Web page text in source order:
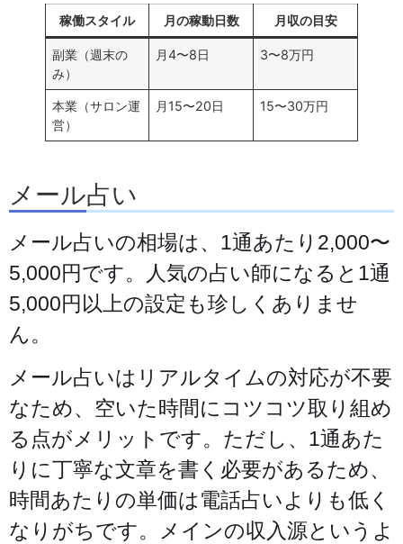
稼働スタイル 月の稼動日数 月収の目安
副業（週末の
み）
月4〜8日 3〜8万円
本業（サロン運
営）
月15〜20日 15〜30万円
メール占い
メール占いの相場は、1通あたり2,000〜
5,000円です。人気の占い師になると1通
5,000円以上の設定も珍しくありませ
ん。
メール占いはリアルタイムの対応が不要
なため、空いた時間にコツコツ取り組め
る点がメリットです。ただし、1通あた
りに丁寧な文章を書く必要があるため、
時間あたりの単価は電話占いよりも低く
なりがちです。メインの収入源というよ